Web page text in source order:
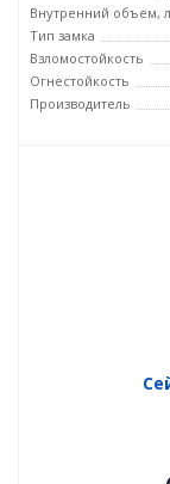
Внутренний объем, л
Тип замка
Взломостойкость
Огнестойкость
Производитель